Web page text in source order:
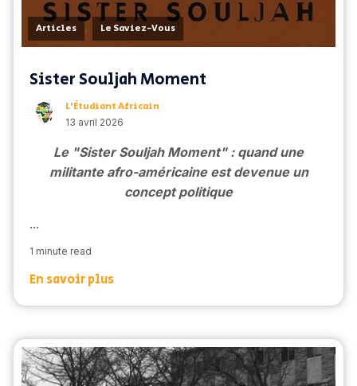
Articles , Le Saviez-Vous
Sister Souljah Moment
L’Étudiant Africain
13 avril 2026
Le"Sister Souljah Moment" : quand une
militante afro-américaine est devenue un
concept politique
...
1 minute read
En savoir plus